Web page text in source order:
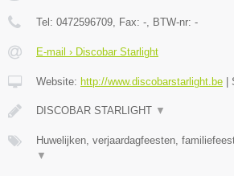
Tel: 0472596709, Fax: -, BTW-nr: -
E-mail › Discobar Starlight
Website: http://www.discobarstarlight.be
DISCOBAR STARLIGHT ▼
Huwelijken, verjaardagfeesten,
▼